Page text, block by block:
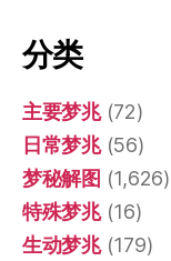
分类
主要梦兆(72)
日常梦兆(56)
梦秘解图 (1,626)
特殊梦兆(16)
生动梦兆(179)